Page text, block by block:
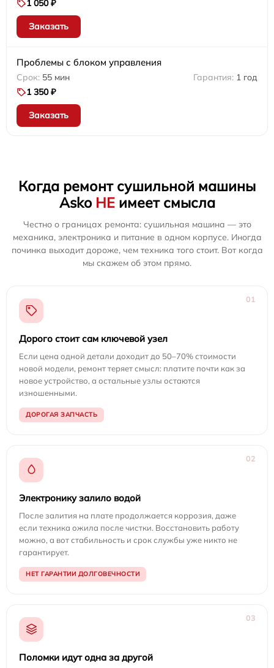
1 050 ₽
Заказать
Проблемы с блоком управления
55 мин
1 год
1 350 ₽
Заказать
Когда ремонт сушильной машины
Asko НЕимеет смысла
Честно о границах ремонта: сушильная машина — это
механика, электроника и питание в одном корпусе. Иногда
починка выходит дороже, чем техника того стоит. Вот когда
мы скажем об этом прямо.
01
Дорого стоит сам ключевой узел
Если цена одной детали доходит до 50–70% стоимости
новой модели, ремонт теряет смысл: платите почти как за
новое устройство, а остальные узлы остаются
изношенными.
ДОРОГАЯ ЗАПЧАСТЬ
02
Электронику залило водой
После залития на плате продолжается коррозия, даже
если техника ожила после чистки. Восстановить работу
можно, а вот стабильность и срок службы уже никто не
гарантирует.
НЕТ ГАРАНТИИ ДОЛГОВЕЧНОСТИ
03
Поломки идут одна за другой